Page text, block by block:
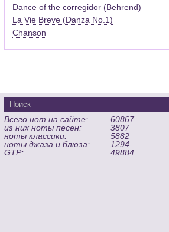
Dance of the corregidor (Behrend)
La Vie Breve (Danza No.1)
Chanson
Всего нот на сайте:
60867
из них ноты песен:
3807
ноты классики:
5882
ноты джаза и блюза:
1294
GTP:
49884